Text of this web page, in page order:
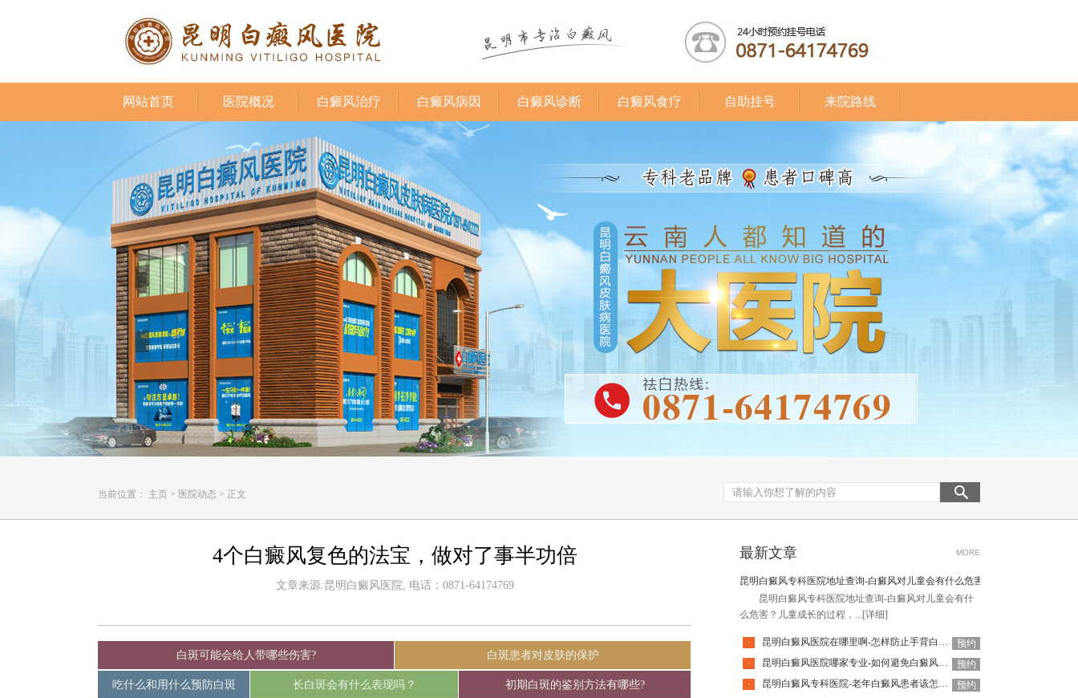
网站首页 医院概况 白癜风治疗 白癜风病因 白癜风诊断 白癜风食疗 自助挂号 来院路线
当前位置： 主页 > 医院动态 > 正文
4个白癜风复色的法宝，做对了事半功倍
文章来源:昆明白癜风医院, 电话：0871-64174769
白斑可能会给人带哪些伤害? 白斑患者对皮肤的保护
吃什么和用什么预防白斑 长白斑会有什么表现吗？ 初期白斑的鉴别方法有哪些?
最新文章 MORE
昆明白癜风专科医院地址查询-白癜风对儿童会有什么危害
昆明白癜风专科医院地址查询-白癜风对儿童会有什
么危害？儿童成长的过程，... [详细]
· 昆明白癜风医院在哪里啊-怎样防止手背白癜风扩散呢
预约
·
昆明白癜风医院哪家专业-如何避免白癜风复发呢
预约
·
昆明白癜风专科医院-老年白癜风患者该怎么有效应对疾病
预约